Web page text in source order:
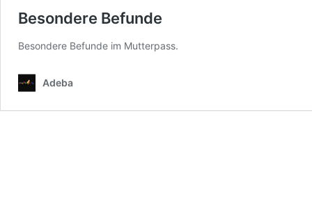
Besondere Befunde
Besondere Befunde im Mutterpass.
Adeba